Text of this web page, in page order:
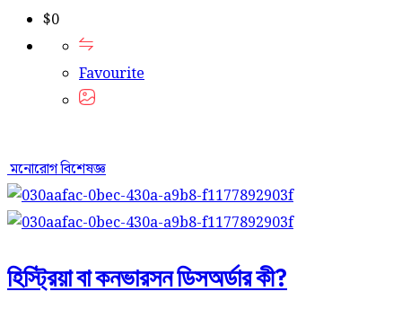
$0
Favourite
মনোরোগ বিশেষজ্ঞ
হিস্ট্রিয়া বা কনভারসন ডিসঅর্ডার কী?